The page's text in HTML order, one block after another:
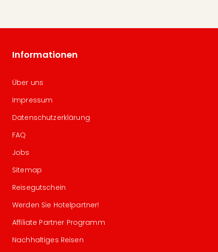
Informationen
Über uns
Impressum
Datenschutzerklärung
FAQ
Jobs
Sitemap
Reisegutschein
Werden Sie Hotelpartner!
Affiliate Partner Programm
Nachhaltiges Reisen